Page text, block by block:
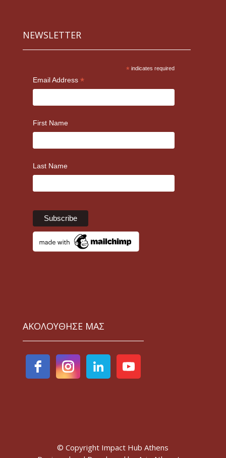
NEWSLETTER
* indicates required
Email Address *
First Name
Last Name
ΑΚΟΛΟΥΘΗΣΕ ΜΑΣ
© Copyright Impact Hub Athens